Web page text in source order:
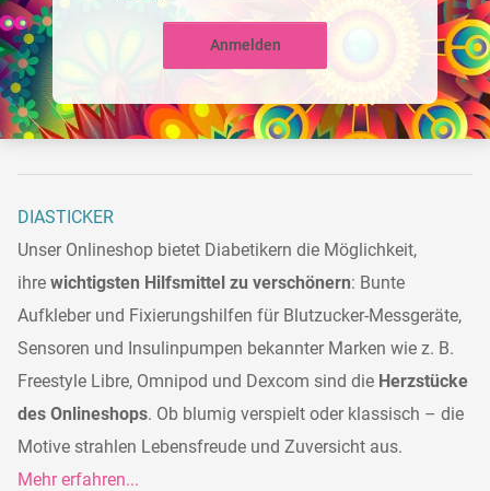
Anmelden
DIASTICKER
Unser Onlineshop bietet Diabetikern die Möglichkeit,
ihre wichtigsten Hilfsmittel zu verschönern: Bunte
Aufkleber und Fixierungshilfen für Blutzucker-Messgeräte,
Sensoren und Insulinpumpen bekannter Marken wie z. B.
Freestyle Libre, Omnipod und Dexcom sind die Herzstücke
des Onlineshops. Ob blumig verspielt oder klassisch – die
Motive strahlen Lebensfreude und Zuversicht aus.
Mehr erfahren...